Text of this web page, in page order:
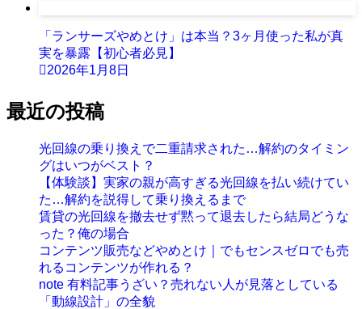
「ランサーズやめとけ」は本当？3ヶ月使った私が真
実を暴露【初心者必見】
2026年1月8日
最近の投稿
光回線の乗り換えで二重請求された…解約のタイミン
グはいつがベスト？
【体験談】実家の親が高すぎる光回線を払い続けてい
た…解約を説得して乗り換えるまで
賃貸の光回線を撤去せず黙って退去したら結局どうな
った？俺の場合
コンテンツ販売などやめとけ｜でもセンスゼロでも売
れるコンテンツが作れる？
note 有料記事うざい？売れない人が見落としている
「動線設計」の全貌